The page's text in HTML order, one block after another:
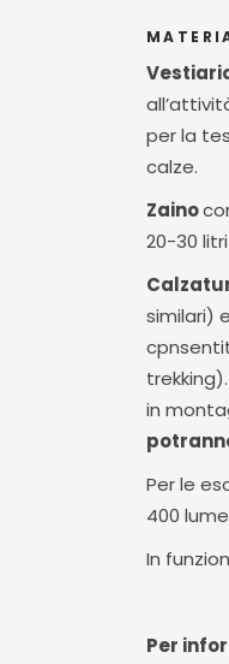
per la
calze.
Zaino
20-30
similari)
in
Per le
400
In
Per